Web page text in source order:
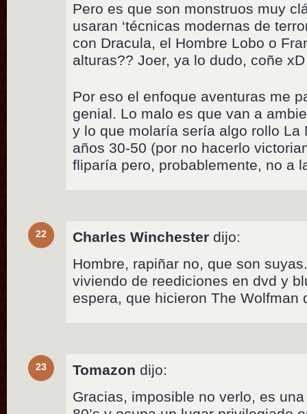
Pero es que son monstruos muy
usaran ‘técnicas modernas de
con Dracula, el Hombre Lobo o
alturas?? Joer, ya lo dudo, coñe xD
Por eso el enfoque aventuras me
genial. Lo malo es que van a
y lo que molaría sería algo rollo La
años 30-50 (por no hacerlo
fliparía pero, probablemente, no a
22 Charles Winchester dijo:
Hombre, rapiñar no, que son
viviendo de reediciones en dvd y
espera, que hicieron The Wolfman
23 Tomazon dijo:
Gracias, imposible no verlo, es